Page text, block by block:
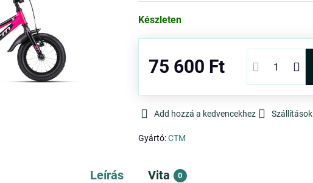
Készleten
75 600 Ft
Add hozzá a kedvencekhez Szállítások
Gyártó:CTM
Leírás Vita 0